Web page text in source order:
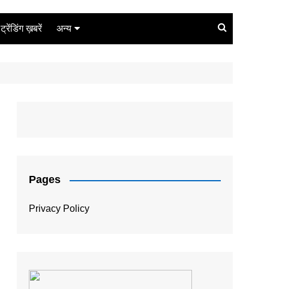
ट्रेंडिंग ख़बरें अन्य
Pages
Privacy Policy